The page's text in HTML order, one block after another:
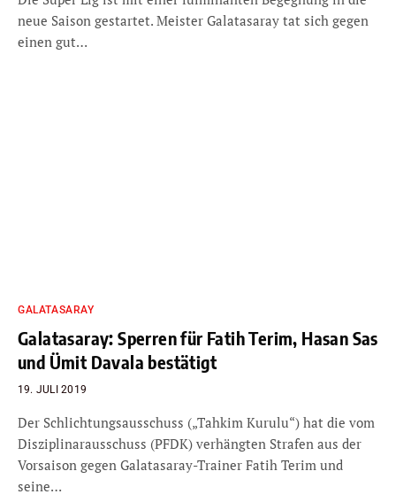
neue Saison gestartet. Meister Galatasaray tat sich gegen
einen gut…
GALATASARAY
Galatasaray: Sperren für Fatih Terim, Hasan Sas
und Ümit Davala bestätigt
19. JULI 2019
Der Schlichtungsausschuss („Tahkim Kurulu“) hat die vom
Disziplinarausschuss (PFDK) verhängten Strafen aus der
Vorsaison gegen Galatasaray-Trainer Fatih Terim und
seine…